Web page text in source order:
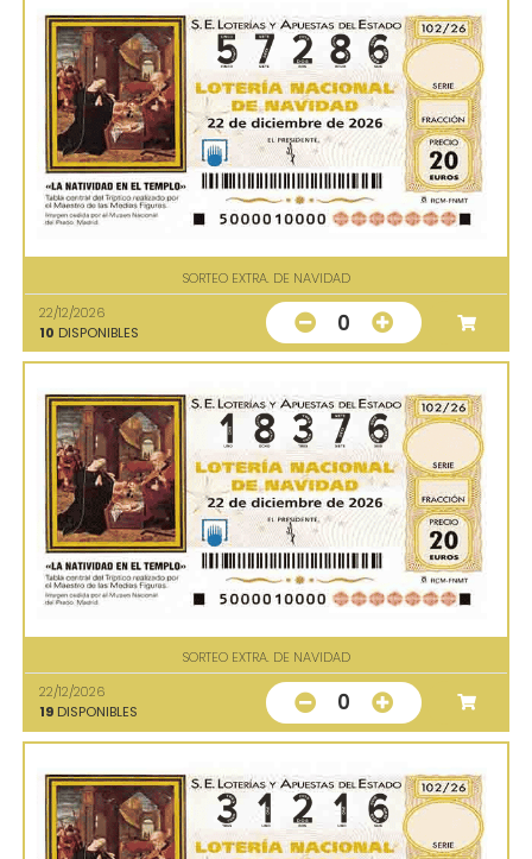
SORTEO EXTRA. DE NAVIDAD
22/12/2026
10 DISPONIBLES 0
SORTEO EXTRA. DE NAVIDAD
22/12/2026
19 DISPONIBLES 0